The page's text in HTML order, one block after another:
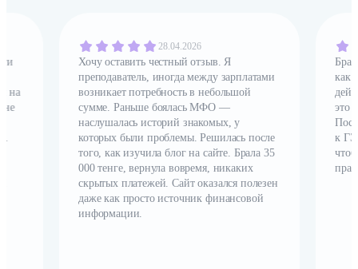
на
не
28.04.2026
Хочу оставить честный отзыв. Я
преподаватель, иногда между зарплатами
возникает потребность в небольшой
сумме. Раньше боялась МФО —
наслушалась историй знакомых, у
которых были проблемы. Решилась после
того, как изучила блог на сайте. Брала 35
000 тенге, вернула вовремя, никаких
скрытых платежей. Сайт оказался полезен
даже как просто источник финансовой
информации.
как
это
к